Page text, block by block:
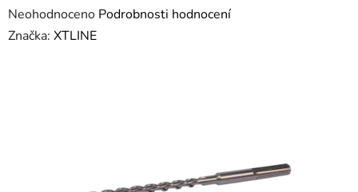
Průměrné
hodnocení
Neohodnoceno Podrobnosti hodnocení
Značka: XTLINE